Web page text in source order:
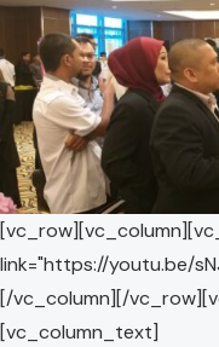
link="https://youtu.be/
[/vc_column][/
[vc_column_text]